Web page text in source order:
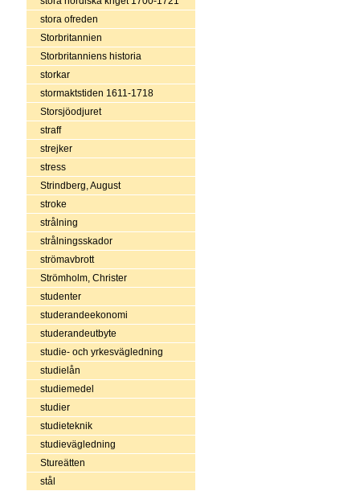
stora ofreden
Storbritannien
Storbritanniens historia
storkar
stormaktstiden 1611-1718
Storsjöodjuret
straff
strejker
stress
Strindberg, August
stroke
strålning
strålningsskador
strömavbrott
Strömholm, Christer
studenter
studerandeekonomi
studerandeutbyte
studie- och yrkesvägledning
studielån
studiemedel
studier
studieteknik
studievägledning
Stureätten
stål